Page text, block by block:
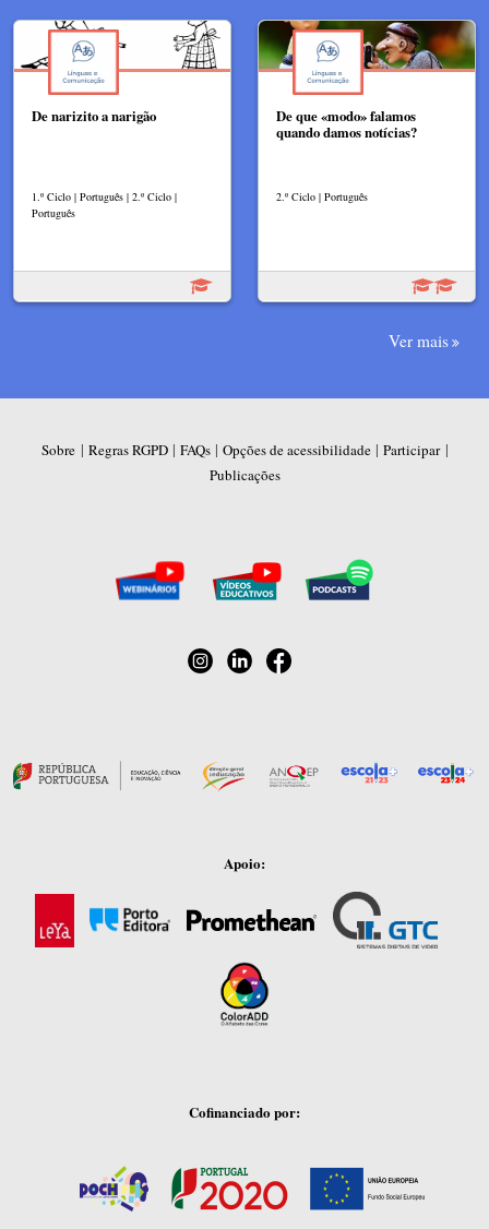
De narizito a narigão
1.º Ciclo | Português | 2.º Ciclo |
Português
De que «modo» falamos
quando damos notícias?
2.º Ciclo | Português
Ver mais
Sobre | Regras RGPD| FAQs| Opções de acessibilidade| Participar|
Publicações
Apoio:
Cofinanciado por: